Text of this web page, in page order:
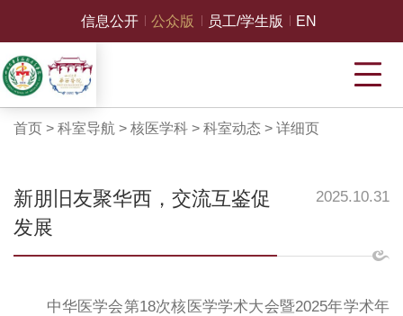
信息公开 公众版 员工/学生版 EN
首页 > 科室导航> 核医学科> 科室动态 > 详细页
新朋旧友聚华西，交流互鉴促
发展
2025.10.31
中华医学会第18次核医学学术大会暨2025年学术年